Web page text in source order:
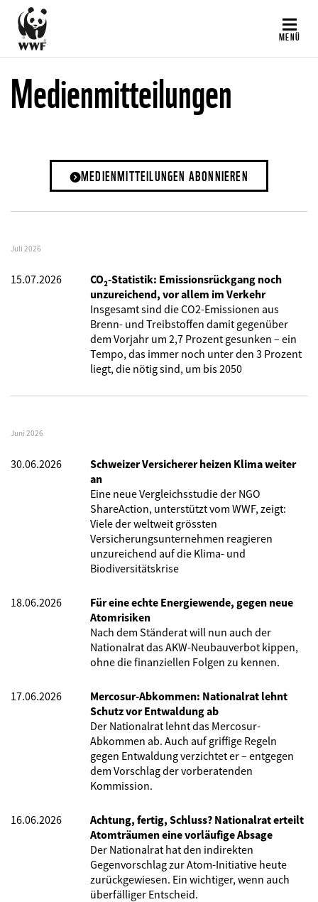
Direkt
zum
Inhalt
MENÜ
Medienmitteilungen
MEDIENMITTEILUNGEN ABONNIEREN
Juli 2026
15.07.2026
CO₂-Statistik: Emissionsrückgang noch
unzureichend, vor allem im Verkehr
Insgesamt sind die CO2-Emissionen aus
Brenn- und Treibstoffen damit gegenüber
dem Vorjahr um 2,7 Prozent gesunken – ein
Tempo, das immer noch unter den 3 Prozent
liegt, die nötig sind, um bis 2050
Juni 2026
30.06.2026
Schweizer Versicherer heizen Klima weiter
an
Eine neue Vergleichsstudie der NGO
ShareAction, unterstützt vom WWF, zeigt:
Viele der weltweit grössten
Versicherungsunternehmen reagieren
unzureichend auf die Klima- und
Biodiversitätskrise
18.06.2026
Für eine echte Energiewende, gegen neue
Atomrisiken
Nach dem Ständerat will nun auch der
Nationalrat das AKW-Neubauverbot kippen,
ohne die finanziellen Folgen zu kennen.
17.06.2026
Mercosur-Abkommen: Nationalrat lehnt
Schutz vor Entwaldung ab
Der Nationalrat lehnt das Mercosur-
Abkommen ab. Auch auf griffige Regeln
gegen Entwaldung verzichtet er – entgegen
dem Vorschlag der vorberatenden
Kommission.
16.06.2026
Achtung, fertig, Schluss? Nationalrat erteilt
Atomträumen eine vorläufige Absage
Der Nationalrat hat den indirekten
Gegenvorschlag zur Atom-Initiative heute
zurückgewiesen. Ein wichtiger, wenn auch
überfälliger Entscheid.